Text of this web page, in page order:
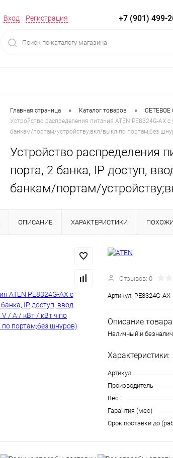
Вход Регистрация +7 (901) 499-
Главная страница • Каталог товаров •
Устройство распределения питания ATEN PE8324G-AX
банкам/портам/устройству;вкл/выкл по портам;без
Устройство распределения
порта, 2 банка, IP доступ,
банкам/портам/
ОПИСАНИЕ ХАРАКТЕРИСТИКИ
Отзывов: 0
Артикул: PE8324G-AX
Описание
Наличный и
Характеристики:
Артикул
Производитель
Вес:
Гарантия (мес)
Срок поставки до